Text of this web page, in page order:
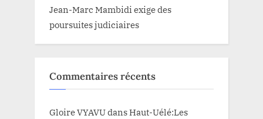
Jean-Marc Mambidi exige des
poursuites judiciaires
Commentaires récents
Gloire VYAVUdansHaut-Uélé:Les